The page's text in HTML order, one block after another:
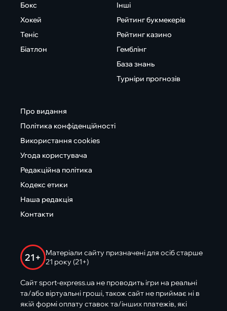
Бокс
Хокей
Теніс
Біатлон
Інші
Рейтинг букмекерів
Рейтинг казино
Гемблінг
База знань
Турніри прогнозів
Про видання
Політика конфіденційності
Використання cookies
Угода користувача
Редакційна політика
Кодекс етики
Наша редакція
Контакти
21+
Матеріали сайту призначені для осіб старше
21 року (21+)
Сайт sport-express.ua не проводить ігри на реальні
та/або віртуальні гроші, також сайт не приймає ні в
якій формі оплату ставок та/інших платежів, які